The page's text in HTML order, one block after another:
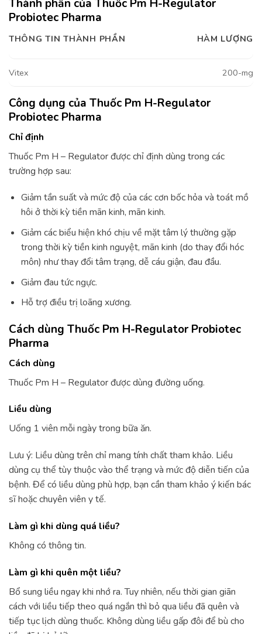
Thành phần của Thuốc Pm H-Regulator
Probiotec Pharma
THÔNG TIN THÀNH PHẦN HÀM LƯỢNG
Vitex 200-mg
Công dụng của Thuốc Pm H-Regulator
Probiotec Pharma
Chỉ định
Thuốc Pm H – Regulator được chỉ định dùng trong các
trường hợp sau:
Giảm tần suất và mức độ của các cơn bốc hỏa và toát mồ
hôi ở thời kỳ tiền mãn kinh, mãn kinh.
Giảm các biểu hiện khó chịu về mặt tâm lý thường gặp
trong thời kỳ tiền kinh nguyệt, mãn kinh (do thay đổi hóc
môn) như thay đổi tâm trạng, dễ cáu giận, đau đầu.
Giảm đau tức ngực.
Hỗ trợ điều trị loãng xương.
Cách dùng Thuốc Pm H-Regulator Probiotec
Pharma
Cách dùng
Thuốc Pm H – Regulator được dùng đường uống.
Liều dùng
Uống 1 viên mỗi ngày trong bữa ăn.
Lưu ý: Liều dùng trên chỉ mang tính chất tham khảo. Liều
dùng cụ thể tùy thuộc vào thể trạng và mức độ diễn tiến của
bệnh. Để có liều dùng phù hợp, bạn cần tham khảo ý kiến bác
sĩ hoặc chuyên viên y tế.
Làm gì khi dùng quá liều?
Không có thông tin.
Làm gì khi quên một liều?
Bổ sung liều ngay khi nhớ ra. Tuy nhiên, nếu thời gian giãn
cách với liều tiếp theo quá ngắn thì bỏ qua liều đã quên và
tiếp tục lịch dùng thuốc. Không dùng liều gấp đôi để bù cho